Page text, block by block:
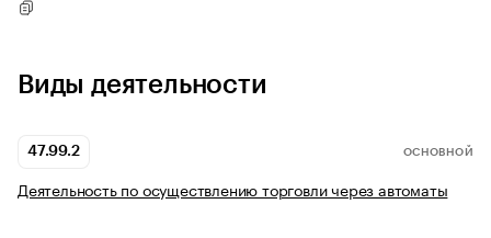
Виды деятельности
47.99.2 ОСНОВНОЙ
Деятельность по осуществлению торговли через автоматы